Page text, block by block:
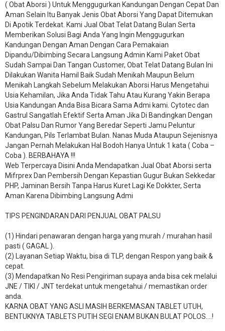
( Obat Aborsi ) Untuk Menggugurkan Kandungan Dengan Cepat Dan
Aman Selain Itu Banyak Jenis Obat Aborsi Yang Dapat Ditemukan
Di Apotik Terdekat. Kami Jual Obat Telat Datang Bulan Serta
Memberikan Solusi Bagi Anda Yang Ingin Menggugurkan
Kandungan Dengan Aman Dengan Cara Pemakaian
Dipandu/Dibimbing Secara Langsung Admin Kami Paket Obat
Sudah Sampai Dan Tangan Customer, Obat Telat Datang Bulan Ini
Dilakukan Wanita Hamil Baik Sudah Menikah Maupun Belum
Menikah Langkah Sebelum Melakukan Aborsi Harus Mengetahui
Usia Kehamilan, Jika Anda Tidak Tahu Atau Kurang Yakin Berapa
Usia Kandungan Anda Bisa Bicara Sama Admi kami. Cytotec dan
Gastrul Sangatlah Efektif Serta Aman Jika Di Bandingkan Dengan
Obat Palsu Dan Rumor Yang Beredar Seperti Jamu Peluntur
Kandungan, Pils Terlambat Bulan. Nanas Muda Ataupun Sejenisnya
Jangan Pernah Melakukan Hal Bodoh Hanya Untuk 1 kata ( Coba –
Coba ). BERBAHAYA !!!
Web Terpercaya Disini Anda Mendapatkan Jual Obat Aborsi serta
Mifrprex Dan Pembersih Dengan Kepastian Gugur Bukan Sekkedar
PHP, Jaminan Bersih Tanpa Harus Kuret Lagi Ke Dokkter, Serta
Aman Karena Dibimbing Langsung Admi
TIPS PENGINDARAN DARI PENJUAL OBAT PALSU
(1) Hindari penawaran dengan harga yang murah / murahan hasil
pasti ( GAGAL ).
(2) Layanan Setiap Waktu, bisa di TLP, dengan Respon yang baik &
cepat.
(3) Mendapatkan No Resi Pengiriman supaya anda bisa cek melalui
JNE / TIKI / JNT terdekat untuk mengetahui / memastikan order
anda.
KARNA OBAT YANG ASLI MASIH BERKEMASAN TABLET UTUH,
BENTUKNYA TABLETS PUTIH SEGI ENAM BUKAN BULAT POLOS….!